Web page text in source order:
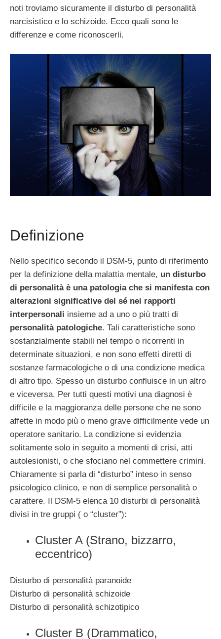
noti troviamo sicuramente il disturbo di personalità
narcisistico e lo schizoide. Ecco quali sono le
differenze e come riconoscerli.
Definizione
Nello specifico secondo il DSM-5, punto di riferimento
per la definizione della malattia mentale, un disturbo
di personalità è una patologia che si manifesta con
alterazioni significative del sé nei rapporti
interpersonali insieme ad a uno o più tratti di
personalità patologiche. Tali caratteristiche sono
sostanzialmente stabili nel tempo o ricorrenti in
determinate situazioni, e non sono effetti diretti di
sostanze farmacologiche o di una condizione medica
di altro tipo. Spesso un disturbo confluisce in un altro
e viceversa. Per tutti questi motivi una diagnosi è
difficile e la maggioranza delle persone che ne sono
affette in modo più o meno grave difficilmente vede un
operatore sanitario. La condizione si evidenzia
solitamente solo in seguito a momenti di crisi, atti
autolesionisti, o che sfociano nel commettere crimini.
Chiaramente si parla di “disturbo” inteso in senso
psicologico clinico, e non di semplice personalità o
carattere. Il DSM-5 elenca 10 disturbi di personalità
divisi in tre gruppi ( o “cluster”):
Cluster A (Strano, bizzarro,
eccentrico)
Disturbo di personalità paranoide
Disturbo di personalità schizoide
Disturbo di personalità schizotipico
Cluster B (Drammatico,